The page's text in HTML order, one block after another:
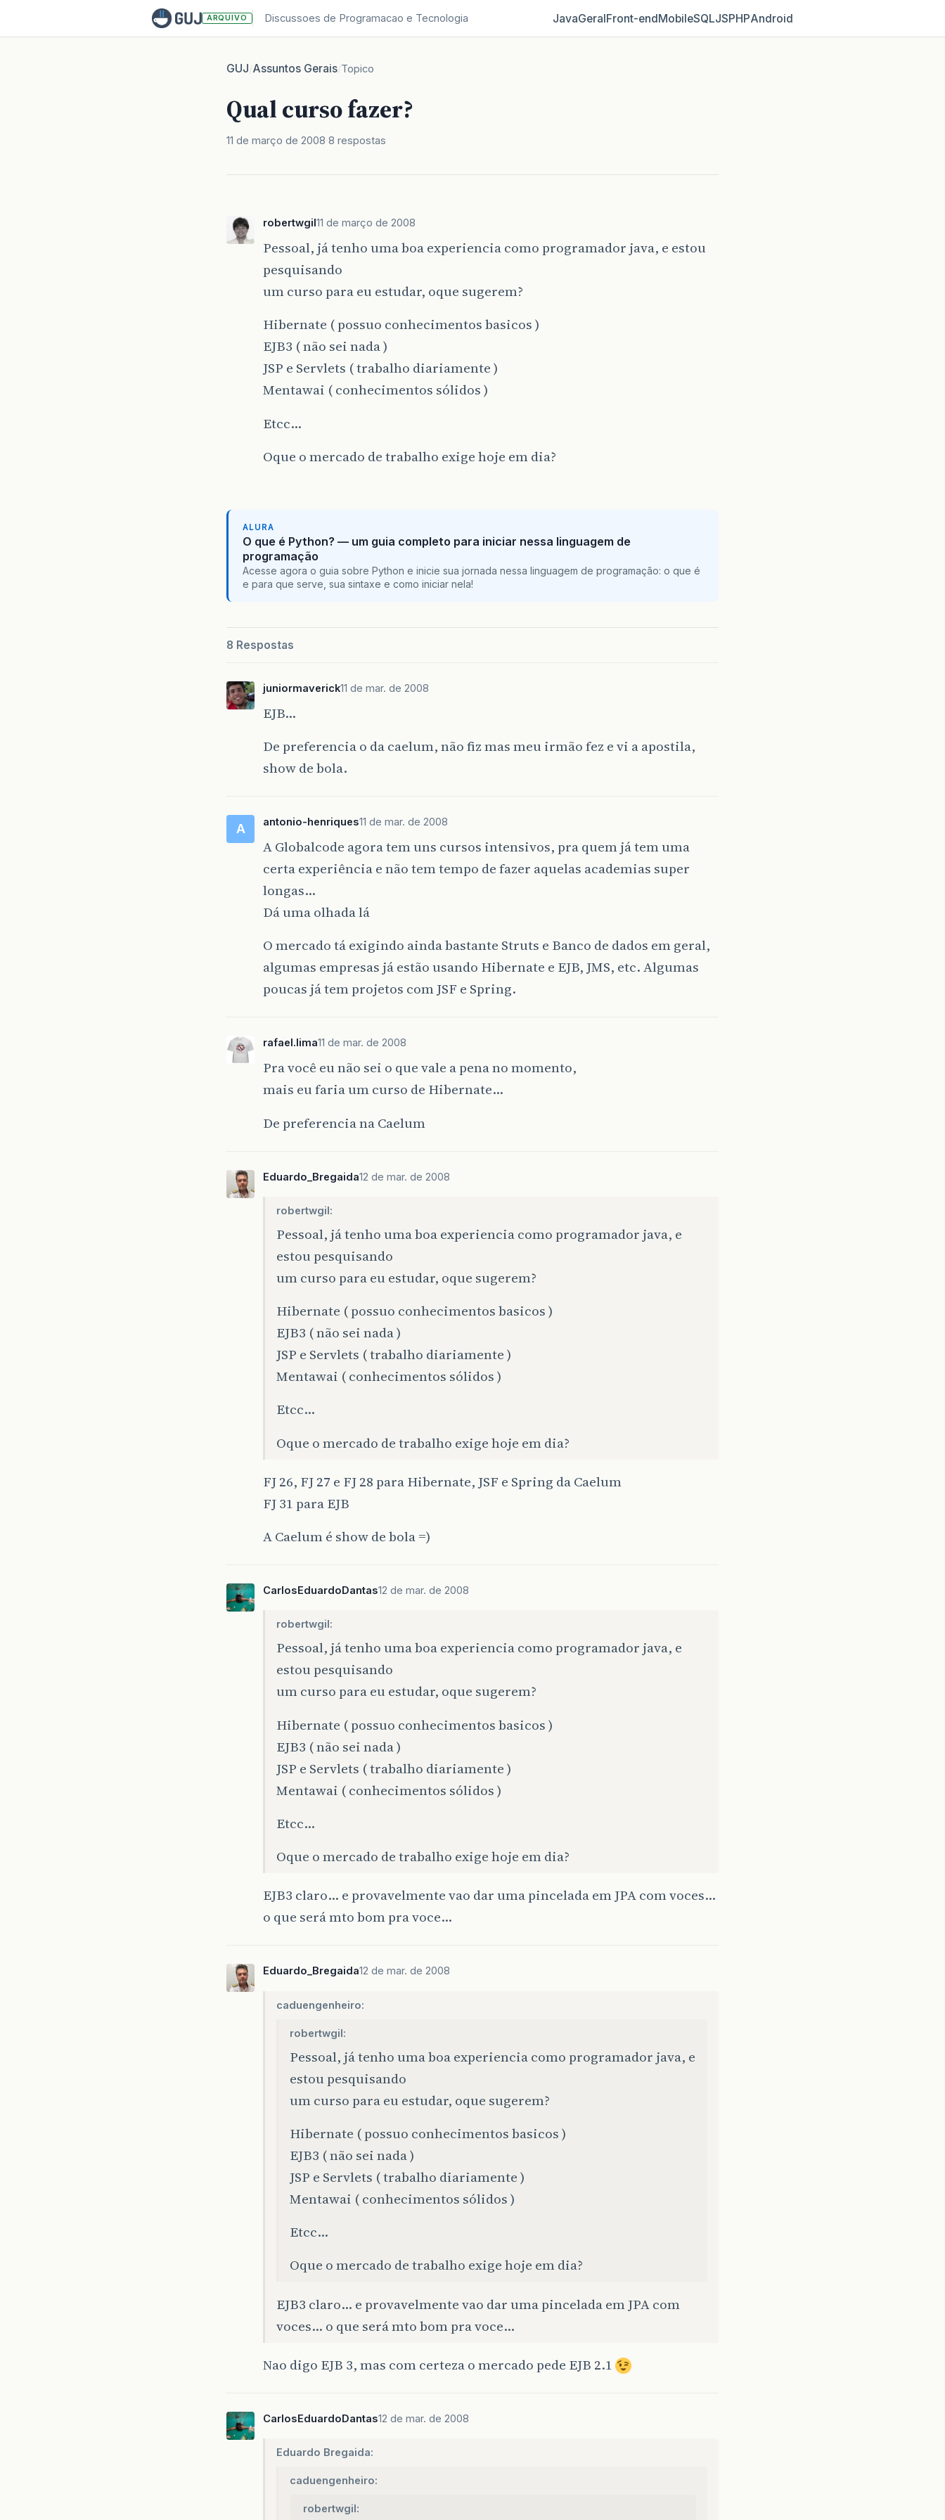
ARQUIVO Discussoes de Programacao e Tecnologia JavaGeralFront‑endMobileSQLJSPHPAndroid
GUJ/Assuntos Gerais/Topico
Qual curso fazer?
11 de março de 2008 8 respostas
robertwgil11 de março de 2008
Pessoal, já tenho uma boa experiencia como programador java, e estou
pesquisando
um curso para eu estudar, oque sugerem?
Hibernate ( possuo conhecimentos basicos )
EJB3 ( não sei nada )
JSP e Servlets ( trabalho diariamente )
Mentawai ( conhecimentos sólidos )
Etcc…
Oque o mercado de trabalho exige hoje em dia?
ALURA
O que é Python? — um guia completo para iniciar nessa linguagem de
programação
Acesse agora o guia sobre Python e inicie sua jornada nessa linguagem de programação: o que é
e para que serve, sua sintaxe e como iniciar nela!
8 Respostas
juniormaverick11 de mar. de 2008
EJB…
De preferencia o da caelum, não fiz mas meu irmão fez e vi a apostila,
show de bola.
A antonio-henriques11 de mar. de 2008
A Globalcode agora tem uns cursos intensivos, pra quem já tem uma
certa experiência e não tem tempo de fazer aquelas academias super
longas…
Dá uma olhada lá
O mercado tá exigindo ainda bastante Struts e Banco de dados em geral,
algumas empresas já estão usando Hibernate e EJB, JMS, etc. Algumas
poucas já tem projetos com JSF e Spring.
rafael.lima11 de mar. de 2008
Pra você eu não sei o que vale a pena no momento,
mais eu faria um curso de Hibernate…
De preferencia na Caelum
Eduardo_Bregaida12 de mar. de 2008
robertwgil:
Pessoal, já tenho uma boa experiencia como programador java, e
estou pesquisando
um curso para eu estudar, oque sugerem?
Hibernate ( possuo conhecimentos basicos )
EJB3 ( não sei nada )
JSP e Servlets ( trabalho diariamente )
Mentawai ( conhecimentos sólidos )
Etcc…
Oque o mercado de trabalho exige hoje em dia?
FJ 26, FJ 27 e FJ 28 para Hibernate, JSF e Spring da Caelum
FJ 31 para EJB
A Caelum é show de bola =)
CarlosEduardoDantas12 de mar. de 2008
robertwgil:
Pessoal, já tenho uma boa experiencia como programador java, e
estou pesquisando
um curso para eu estudar, oque sugerem?
Hibernate ( possuo conhecimentos basicos )
EJB3 ( não sei nada )
JSP e Servlets ( trabalho diariamente )
Mentawai ( conhecimentos sólidos )
Etcc…
Oque o mercado de trabalho exige hoje em dia?
EJB3 claro… e provavelmente vao dar uma pincelada em JPA com voces…
o que será mto bom pra voce…
Eduardo_Bregaida12 de mar. de 2008
caduengenheiro:
robertwgil:
Pessoal, já tenho uma boa experiencia como programador java, e
estou pesquisando
um curso para eu estudar, oque sugerem?
Hibernate ( possuo conhecimentos basicos )
EJB3 ( não sei nada )
JSP e Servlets ( trabalho diariamente )
Mentawai ( conhecimentos sólidos )
Etcc…
Oque o mercado de trabalho exige hoje em dia?
EJB3 claro… e provavelmente vao dar uma pincelada em JPA com
voces… o que será mto bom pra voce…
Nao digo EJB 3, mas com certeza o mercado pede EJB 2.1
CarlosEduardoDantas12 de mar. de 2008
Eduardo Bregaida:
caduengenheiro:
robertwgil: